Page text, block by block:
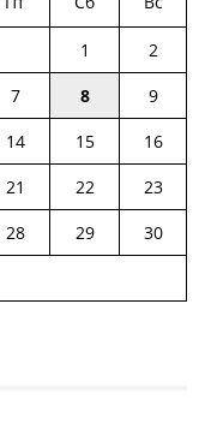
1
2
7 8
9
14 15
16
21 22
23
28 29
30